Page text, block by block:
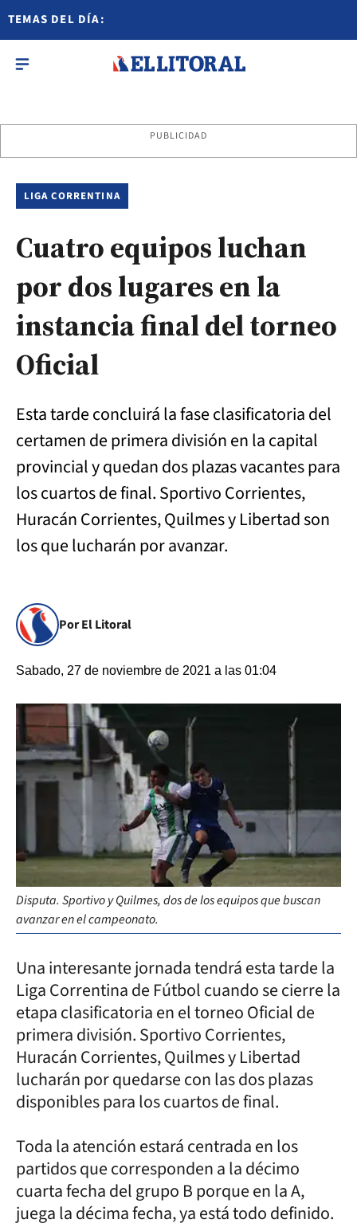
TEMAS DEL DÍA:
PUBLICIDAD
LIGA CORRENTINA
Cuatro equipos luchan
por dos lugares en la
instancia final del torneo
Oficial
Esta tarde concluirá la fase clasificatoria del
certamen de primera división en la capital
provincial y quedan dos plazas vacantes para
los cuartos de final. Sportivo Corrientes,
Huracán Corrientes, Quilmes y Libertad son
los que lucharán por avanzar.
Por El Litoral
Sabado, 27 de noviembre de 2021 a las 01:04
Disputa. Sportivo y Quilmes, dos de los equipos que buscan
avanzar en el campeonato.
Una interesante jornada tendrá esta tarde la
Liga Correntina de Fútbol cuando se cierre la
etapa clasificatoria en el torneo Oficial de
primera división. Sportivo Corrientes,
Huracán Corrientes, Quilmes y Libertad
lucharán por quedarse con las dos plazas
disponibles para los cuartos de final.
Toda la atención estará centrada en los
partidos que corresponden a la décimo
cuarta fecha del grupo B porque en la A,
juega la décima fecha, ya está todo definido.